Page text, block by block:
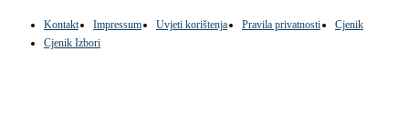
Kontakt Impressum Uvjeti korištenja Pravila privatnosti
Cjenik
Cjenik Izbori